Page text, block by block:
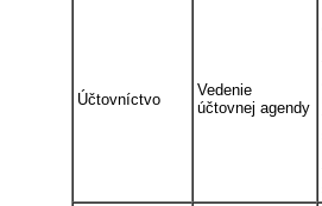
Účtovníctvo
Vedenie
účtovnej agendy